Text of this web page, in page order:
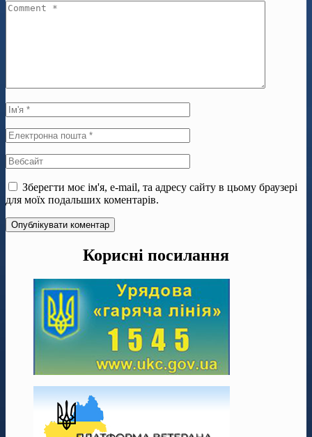
Зберегти моє ім'я, e-mail, та адресу сайту в цьому браузері
для моїх подальших коментарів.
Корисні посилання